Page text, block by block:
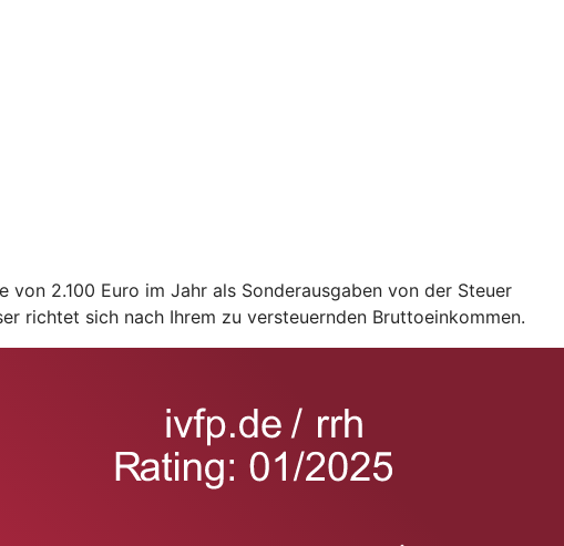
2.100 Euro im Jahr als Sonderausgaben von der Steuer
richtet sich nach Ihrem zu versteuernden Bruttoeinkommen.